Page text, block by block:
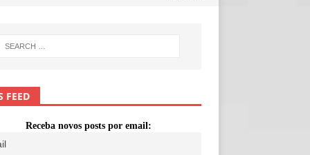
FEED
Receba novos posts por email: